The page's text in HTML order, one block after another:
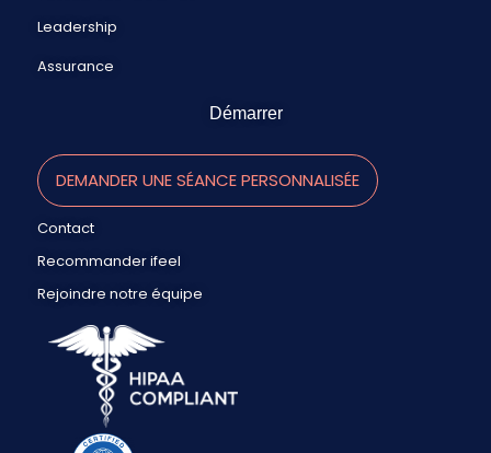
Leadership
Assurance
Démarrer
DEMANDER UNE SÉANCE PERSONNALISÉE
Contact
Recommander ifeel
Rejoindre notre équipe